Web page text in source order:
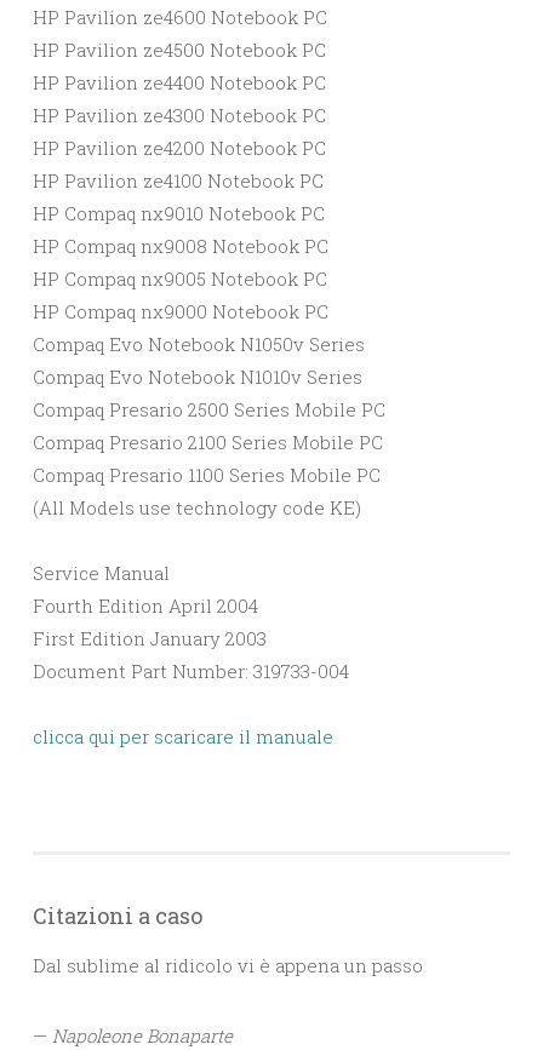
HP Pavilion ze4600 Notebook PC
HP Pavilion ze4500 Notebook PC
HP Pavilion ze4400 Notebook PC
HP Pavilion ze4300 Notebook PC
HP Pavilion ze4200 Notebook PC
HP Pavilion ze4100 Notebook PC
HP Compaq nx9010 Notebook PC
HP Compaq nx9008 Notebook PC
HP Compaq nx9005 Notebook PC
HP Compaq nx9000 Notebook PC
Compaq Evo Notebook N1050v Series
Compaq Evo Notebook N1010v Series
Compaq Presario 2500 Series Mobile PC
Compaq Presario 2100 Series Mobile PC
Compaq Presario 1100 Series Mobile PC
(All Models use technology code KE)
Service Manual
Fourth Edition April 2004
First Edition January 2003
Document Part Number: 319733-004
clicca qui per scaricare il manuale
Citazioni a caso
Dal sublime al ridicolo vi è appena un passo
— Napoleone Bonaparte